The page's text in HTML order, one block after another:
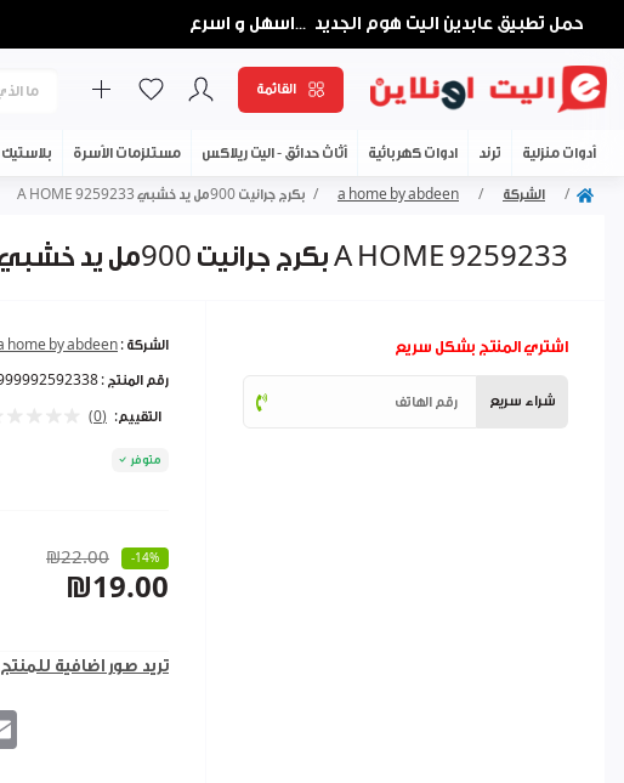
حمل تطبيق عابدين اليت هوم الجديد ...اسهل و اسرع
القائمة
أدوات منزلية ترند ادوات كهربائية أثاث حدائق - اليت ريلاكس مستلزمات الأسرة بلاستيك
الشركة a home by abdeen بكرج جرانيت 900مل يد خشبي A HOME 9259233
بكرج جرانيت 900مل يد خشبي A HOME 9259233
الشركة : home by abdeen
رقم المنتج :
التقييم: (0)
متوفر
₪22.00 -14%
₪19.00
تريد صور اضافية
اشتري المنتج بشكل سريع
شراء سريع